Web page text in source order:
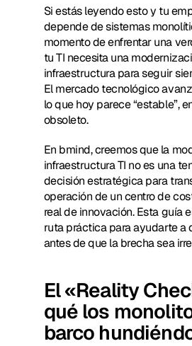
Si estás leyendo esto y tu
depende de sistemas
momento de enfrentar una
tu TI necesita una
infraestructura para seguir
El mercado tecnológico
lo que hoy parece “estable”,
obsoleto.
En bmind, creemos que la
infraestructura TI no es una
decisión estratégica para
operación de un centro de
real de innovación. Esta guía
ruta práctica para ayudarte a
antes de que la brecha sea
El «Reality
qué los
barco